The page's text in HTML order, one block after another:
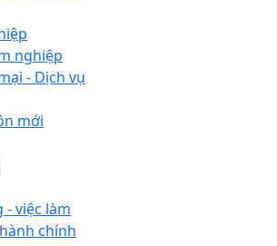
nghiệp
- Dịch vụ
mới
- việc làm
chính